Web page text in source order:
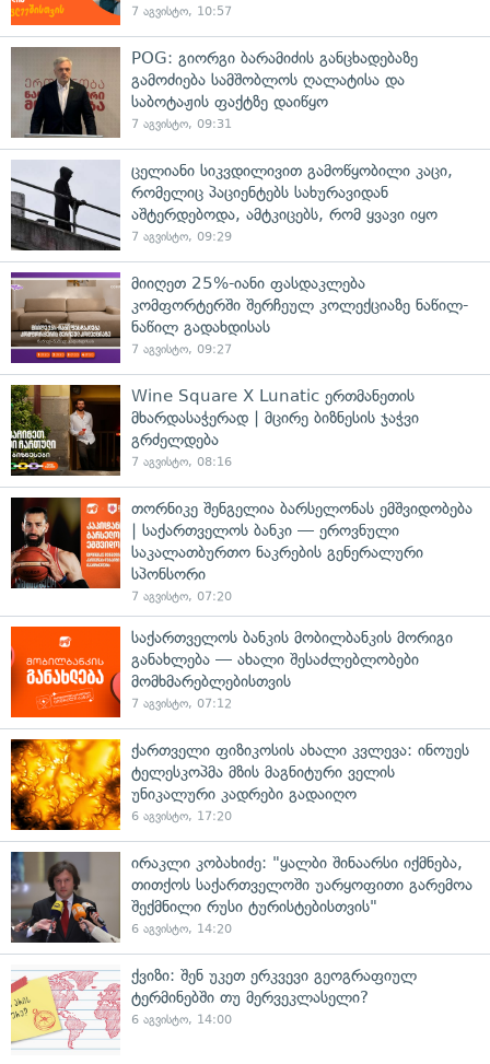
7 აგვისტო, 10:57
POG: გიორგი ბარამიძის განცხადებაზე
გამოძიება სამშობლოს ღალატისა და
საბოტაჟის ფაქტზე დაიწყო
7 აგვისტო, 09:31
ცელიანი სიკვდილივით გამოწყობილი კაცი,
რომელიც პაციენტებს სახურავიდან
აშტერდებოდა, ამტკიცებს, რომ ყვავი იყო
7 აგვისტო, 09:29
მიიღეთ 25%-იანი ფასდაკლება
კომფორტერში შერჩეულ კოლექციაზე ნაწილ-
ნაწილ გადახდისას
7 აგვისტო, 09:27
Wine Square X Lunatic ერთმანეთის
მხარდასაჭერად | მცირე ბიზნესის ჯაჭვი
გრძელდება
7 აგვისტო, 08:16
თორნიკე შენგელია ბარსელონას ემშვიდობება
| საქართველოს ბანკი — ეროვნული
საკალათბურთო ნაკრების გენერალური
სპონსორი
7 აგვისტო, 07:20
საქართველოს ბანკის მობილბანკის მორიგი
განახლება — ახალი შესაძლებლობები
მომხმარებლებისთვის
7 აგვისტო, 07:12
ქართველი ფიზიკოსის ახალი კვლევა: ინოუეს
ტელესკოპმა მზის მაგნიტური ველის
უნიკალური კადრები გადაიღო
6 აგვისტო, 17:20
ირაკლი კობახიძე: "ყალბი შინაარსი იქმნება,
თითქოს საქართველოში უარყოფითი გარემოა
შექმნილი რუსი ტურისტებისთვის"
6 აგვისტო, 14:20
ქვიზი: შენ უკეთ ერკვევი გეოგრაფიულ
ტერმინებში თუ მერვეკლასელი?
6 აგვისტო, 14:00